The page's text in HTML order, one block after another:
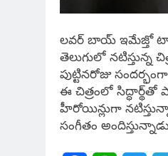
లవర్ బాయ్ ఇమేజ్తో
తెలుగులో నటిస్తున్న
పుట్టినరోజు
ఈ చిత్రంలో
హీరోయిన్లుగా
సంగీతం